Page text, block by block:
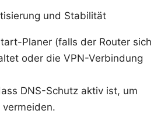
und Stabilität
Planer (falls der Router sich
oder die VPN-Verbindung
DNS-Schutz aktiv ist, um
vermeiden.